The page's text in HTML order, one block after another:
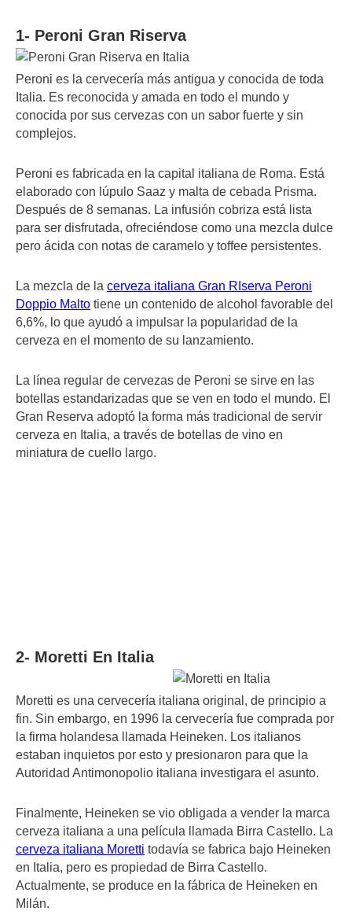
1- Peroni Gran Riserva
Peroni es la cervecería más antigua y conocida de toda
Italia. Es reconocida y amada en todo el mundo y
conocida por sus cervezas con un sabor fuerte y sin
complejos.
Peroni es fabricada en la capital italiana de Roma. Está
elaborado con lúpulo Saaz y malta de cebada Prisma.
Después de 8 semanas. La infusión cobriza está lista
para ser disfrutada, ofreciéndose como una mezcla dulce
pero ácida con notas de caramelo y toffee persistentes.
La mezcla de la cerveza italiana Gran RIserva Peroni
Doppio Malto tiene un contenido de alcohol favorable del
6,6%, lo que ayudó a impulsar la popularidad de la
cerveza en el momento de su lanzamiento.
La línea regular de cervezas de Peroni se sirve en las
botellas estandarizadas que se ven en todo el mundo. El
Gran Reserva adoptó la forma más tradicional de servir
cerveza en Italia, a través de botellas de vino en
miniatura de cuello largo.
2- Moretti En Italia
Moretti es una cervecería italiana original, de principio a
fin. Sin embargo, en 1996 la cervecería fue comprada por
la firma holandesa llamada Heineken. Los italianos
estaban inquietos por esto y presionaron para que la
Autoridad Antimonopolio italiana investigara el asunto.
Finalmente, Heineken se vio obligada a vender la marca
cerveza italiana a una película llamada Birra Castello. La
cerveza italiana Moretti todavía se fabrica bajo Heineken
en Italia, pero es propiedad de Birra Castello.
Actualmente, se produce en la fábrica de Heineken en
Milán.